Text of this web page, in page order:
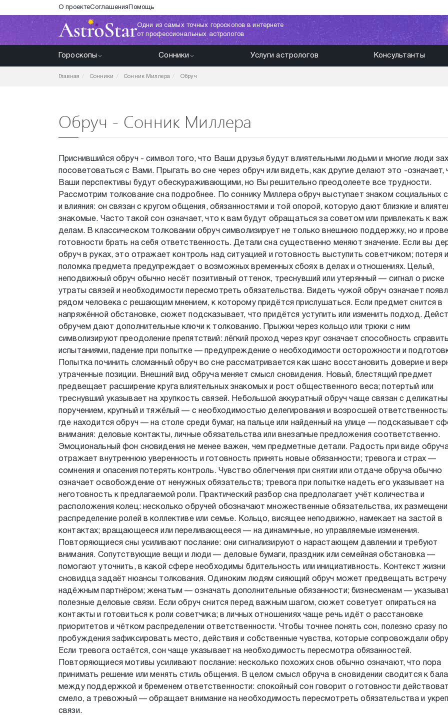
О проектеСоглашения Помощь
Одни из самых точных гороскопов в интернете
от профессиональных астрологов
Гороскопы Сонники Услуги астрологов Консультанты
Главная Сонники Сонник Миллера Обруч
Обруч - Сонник Миллера
Приснившийся обруч - символ того, что Ваши друзья будут влиятельными людьми и многие люди
посоветоваться с Вами. Прыгать во сне через обруч или видеть, как другие делают это -означает,
Ваши перспективы будут обескураживающими, но Вы решительно преодолеете все трудности.
Рассмотрим толкование сна подробнее. По соннику Миллера обруч выступает знаком социальных
и влияния: он связан с кругом общения, обязанностями и той опорой, которую дают близкие и
знакомые. Часто такой сон означает, что к вам будут обращаться за советом или привлекать к
делам. В классическом толковании обруч символизирует не только внешнюю поддержку, но и
готовности брать на себя ответственность. Детали сна существенно меняют значение. Если вы
обруч в руках, это отражает контроль над ситуацией и готовность выступить советчиком; потеря
поломка предмета предупреждает о возможных временных сбоях в делах и отношениях. Целый,
неподвижный обруч обычно несёт позитивный оттенок, треснувший или утерянный — сигнал о риске
утраты связей и необходимости пересмотреть обязательства. Видеть чужой обруч означает
рядом человека с решающим мнением, к которому придётся прислушаться. Если предмет снится в
напряжённой обстановке, сюжет подсказывает, что придётся уступить или изменить подход.
обручем дают дополнительные ключи к толкованию. Прыжки через кольцо или трюки с ним
символизируют преодоление препятствий: лёгкий проход через круг означает способность
испытаниями, падение при попытке — предупреждение о необходимости осторожности и
Попытка починить сломанный обруч во сне рассматривается как шанс восстановить доверие и
утраченные позиции. Внешний вид обруча меняет смысл сновидения. Новый, блестящий предмет
предвещает расширение круга влиятельных знакомых и рост общественного веса; потертый или
треснувший указывает на хрупкость связей. Небольшой аккуратный обруч чаще связан с
поручением, крупный и тяжёлый — с необходимостью делегирования и возросшей
где находится обруч — на столе среди бумаг, на пальце или найденный на улице — подсказывает
внимания: деловые контакты, личные обязательства или внезапные предложения соответственно.
Эмоциональный фон сновидения не менее важен, чем предметные детали. Радость при виде
отражает внутреннюю уверенность и готовность принять новые обязанности; тревога и страх —
сомнения и опасения потерять контроль. Чувство облегчения при снятии или отдаче обруча обычно
означает освобождение от ненужных обязательств; тревога при попытке надеть его указывает на
неготовность к предлагаемой роли. Практический разбор сна предполагает учёт количества и
расположения колец: несколько обручей обозначают множественные обязательства, их
распределение ролей в коллективе или семье. Кольцо, висящее неподвижно, намекает на застой в
контактах; вращающееся или переливающееся — на динамичные, но управляемые изменения.
Повторяющиеся сны усиливают послание: они сигнализируют о нарастающем давлении и требуют
внимания. Сопутствующие вещи и люди — деловые бумаги, праздник или семейная обстановка —
помогают уточнить, в какой сфере необходимы бдительность или инициативность. Контекст жизни
сновидца задаёт нюансы толкования. Одиноким людям сияющий обруч может предвещать встречу
надёжным партнёром; женатым — означать дополнительные обязанности; бизнесменам —
полезные деловые связи. Если обруч снится перед важным шагом, сюжет советует опираться на
контакты и готовиться к роли советчика; в личных отношениях чаще речь идёт о расстановке
приоритетов и чётком распределении ответственности. Чтобы точнее понять сон, полезно сразу
пробуждения зафиксировать место, действия и собственные чувства, которые сопровождали
Если тревога остаётся, сон чаще указывает на необходимость пересмотра обязанностей.
Повторяющиеся мотивы усиливают послание: несколько похожих снов обычно означают, что пора
принимать решение или менять стиль общения. В целом смысл обруча в сновидении сводится к
между поддержкой и бременем ответственности: спокойный сон говорит о готовности
смело, а тревожный — обращает внимание на необходимость пересмотреть обязательства и
связи.